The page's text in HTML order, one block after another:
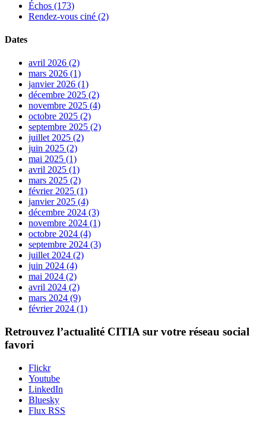
Échos (173)
Rendez-vous ciné (2)
Dates
avril 2026 (2)
mars 2026 (1)
janvier 2026 (1)
décembre 2025 (2)
novembre 2025 (4)
octobre 2025 (2)
septembre 2025 (2)
juillet 2025 (2)
juin 2025 (2)
mai 2025 (1)
avril 2025 (1)
mars 2025 (2)
février 2025 (1)
janvier 2025 (4)
décembre 2024 (3)
novembre 2024 (1)
octobre 2024 (4)
septembre 2024 (3)
juillet 2024 (2)
juin 2024 (4)
mai 2024 (2)
avril 2024 (2)
mars 2024 (9)
février 2024 (1)
Retrouvez l’actualité CITIA sur votre réseau social
favori
Flickr
Youtube
LinkedIn
Bluesky
Flux RSS